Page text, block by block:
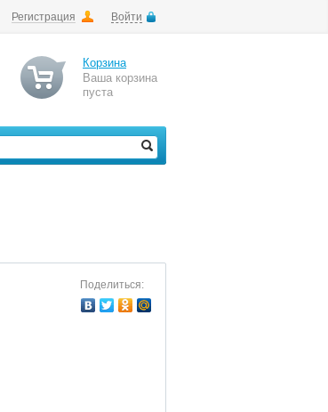
Регистрация Войти
Корзина
Ваша корзина
пуста
Поделиться: